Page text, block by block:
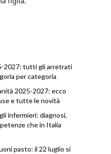
2027: tutti gli arretrati
per categoria
2025-2027: ecco
e tutte le novità
infermieri: diagnosi,
che in Italia
pasto: il 22 luglio si